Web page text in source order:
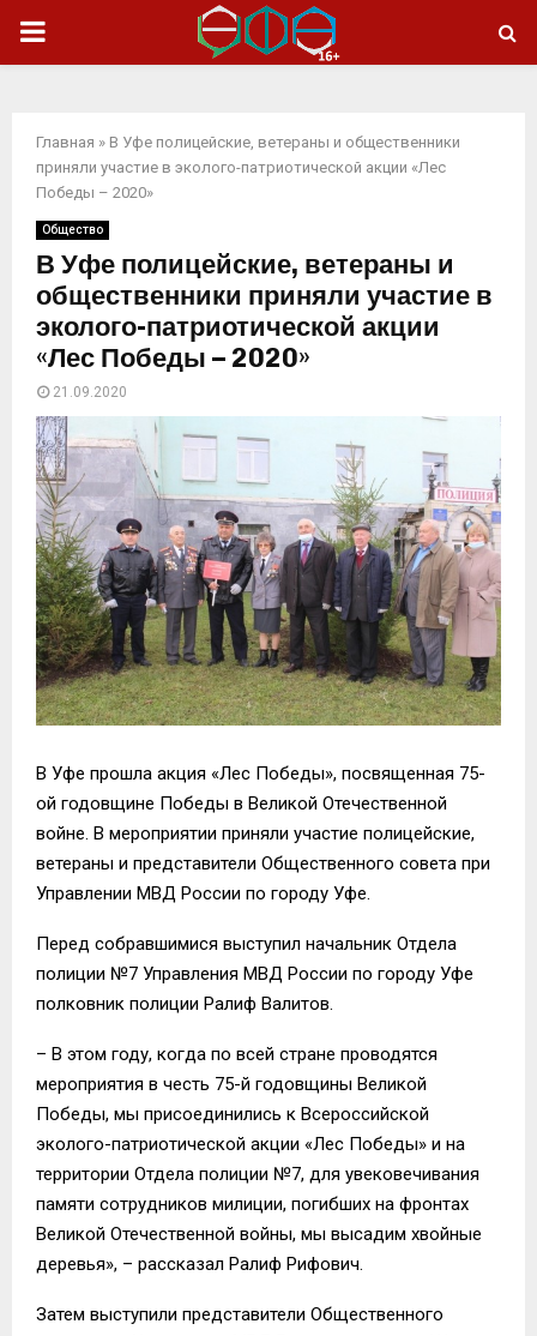
ОСНОВНОЕ
Главная » В Уфе полицейские, ветераны и общественники
приняли участие в эколого-патриотической акции «Лес
Победы – 2020»
Общество
В Уфе полицейские, ветераны и
общественники приняли участие в
эколого-патриотической акции
«Лес Победы – 2020»
21.09.2020
В Уфе прошла акция «Лес Победы», посвященная 75-
ой годовщине Победы в Великой Отечественной
войне. В мероприятии приняли участие полицейские,
ветераны и представители Общественного совета при
Управлении МВД России по городу Уфе.
Перед собравшимися выступил начальник Отдела
полиции №7 Управления МВД России по городу Уфе
полковник полиции Ралиф Валитов.
– В этом году, когда по всей стране проводятся
мероприятия в честь 75-й годовщины Великой
Победы, мы присоединились к Всероссийской
эколого-патриотической акции «Лес Победы» и на
территории Отдела полиции №7, для увековечивания
памяти сотрудников милиции, погибших на фронтах
Великой Отечественной войны, мы высадим хвойные
деревья», – рассказал Ралиф Рифович.
Затем выступили представители Общественного